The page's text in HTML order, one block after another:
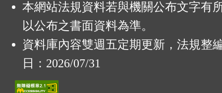
本網站法規資料若與機關公布文字有
以公布之書面資料為準。
資料庫內容雙週五定期更新，法規整
日：2026/07/31